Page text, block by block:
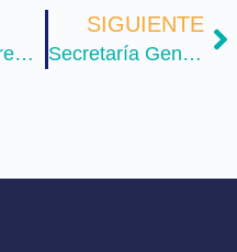
Centro Laborem agosto
SIGUIENTE
Secretaría General y Dirección Jurídica